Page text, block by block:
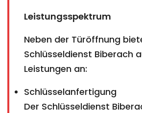
Leistungsspektrum
Neben der Türöffnung
Schlüsseldienst Biberach
Leistungen an:
Schlüsselanfertigung
Der Schlüsseldienst